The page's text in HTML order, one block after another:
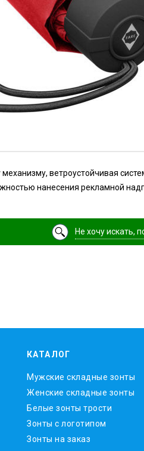
ветроустойчивая
нанесения рекламной
Не хочу искать,
КАТАЛОГ
Мужские складные зонты
Женские складные зонты
Белые зонты трости
Зонты с логотипом
Зонты на заказ